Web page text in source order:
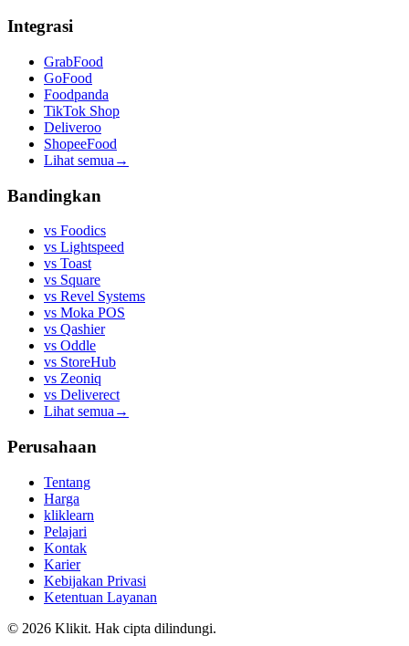
Integrasi
GrabFood
GoFood
Foodpanda
TikTok Shop
Deliveroo
ShopeeFood
Lihat semua →
Bandingkan
vs Foodics
vs Lightspeed
vs Toast
vs Square
vs Revel Systems
vs Moka POS
vs Qashier
vs Oddle
vs StoreHub
vs Zeoniq
vs Deliverect
Lihat semua →
Perusahaan
Tentang
Harga
kliklearn
Pelajari
Kontak
Karier
Kebijakan Privasi
Ketentuan Layanan
© 2026 Klikit. Hak cipta dilindungi.